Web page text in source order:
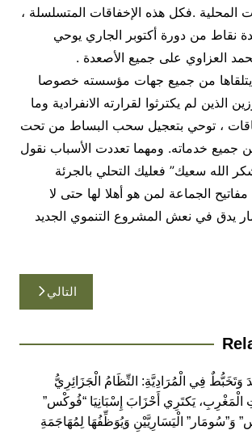
المحلية .فكل هذه الإخفاقات المتسلسلة ،
نقاط من دورة أكتوبر الجاري يوحي
العزاوي على جميع الأصعدة .
يتلقاها من جميع جهات مؤسسته خصوصا
الذين لم يكترثوا لقرارته الانفرادية وما
، توحي بتعجيل سحب البساط من تحت
جميع خدماته. ومهما تعددت الأسباب نقول
الله سعيك” فعليك التحلي بالجرئة
الجماعة لمن هو أهلا لها حتى لا
يدق في نعش المشروع التنموي الجديد
التالي